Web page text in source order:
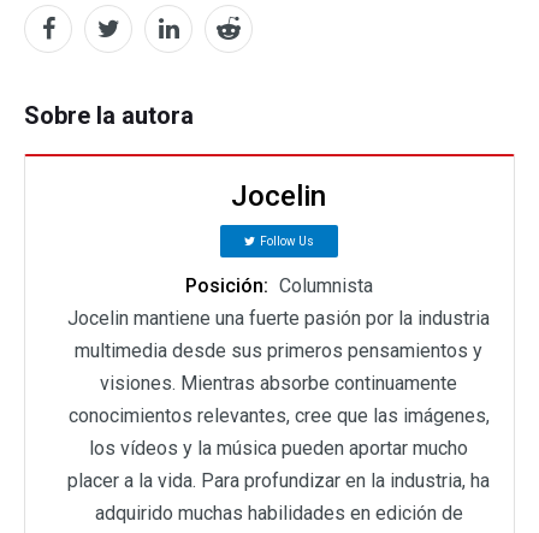
Sobre la autora
Jocelin
Follow Us
Posición: Columnista
Jocelin mantiene una fuerte pasión por la industria
multimedia desde sus primeros pensamientos y
visiones. Mientras absorbe continuamente
conocimientos relevantes, cree que las imágenes,
los vídeos y la música pueden aportar mucho
placer a la vida. Para profundizar en la industria, ha
adquirido muchas habilidades en edición de